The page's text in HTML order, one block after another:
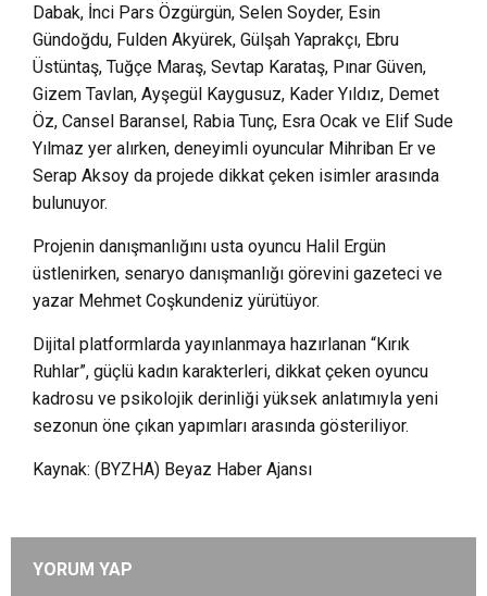
Dabak, İnci Pars Özgürgün, Selen Soyder, Esin
Gündoğdu, Fulden Akyürek, Gülşah Yaprakçı, Ebru
Üstüntaş, Tuğçe Maraş, Sevtap Karataş, Pınar Güven,
Gizem Tavlan, Ayşegül Kaygusuz, Kader Yıldız, Demet
Öz, Cansel Baransel, Rabia Tunç, Esra Ocak ve Elif Sude
Yılmaz yer alırken, deneyimli oyuncular Mihriban Er ve
Serap Aksoy da projede dikkat çeken isimler arasında
bulunuyor.
Projenin danışmanlığını usta oyuncu Halil Ergün
üstlenirken, senaryo danışmanlığı görevini gazeteci ve
yazar Mehmet Coşkundeniz yürütüyor.
Dijital platformlarda yayınlanmaya hazırlanan “Kırık
Ruhlar”, güçlü kadın karakterleri, dikkat çeken oyuncu
kadrosu ve psikolojik derinliği yüksek anlatımıyla yeni
sezonun öne çıkan yapımları arasında gösteriliyor.
Kaynak: (BYZHA) Beyaz Haber Ajansı
YORUM YAP